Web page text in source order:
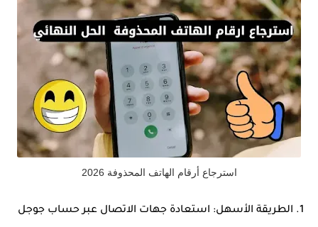
استرجاع أرقام الهاتف المحذوفة 2026
1. الطريقة الأسهل: استعادة جهات الاتصال عبر حساب جوجل